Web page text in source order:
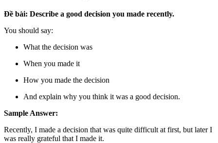
Đề bài: Describe a good decision you made recently.
You should say:
What the decision was
When you made it
How you made the decision
And explain why you think it was a good decision.
Sample Answer:
Recently, I made a decision that was quite difficult at first, but later I
was really grateful that I made it.